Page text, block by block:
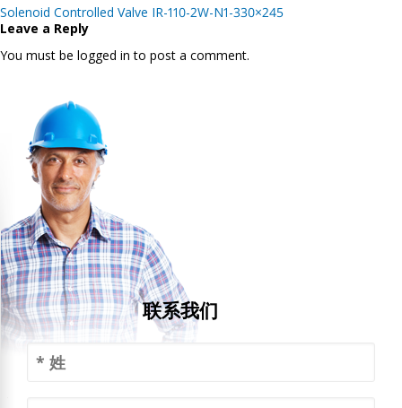
Post
navigation
Solenoid Controlled Valve IR-110-2W-N1-330×245
Leave a Reply
You must be logged in to post a comment.
联系我们